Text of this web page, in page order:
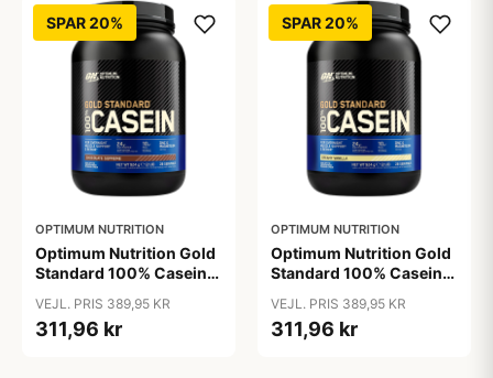
SPAR 20%
OPTIMUM NUTRITION
Optimum Nutrition Gold
Standard 100% Casein
(924 g)
VEJL. PRIS 389,95 KR
311,96 kr
SPAR 20%
OPTIMUM NUTRITION
Optimum Nutrition Gold
Standard 100% Casein
VEJL. PRIS 389,95 KR
311,96 kr